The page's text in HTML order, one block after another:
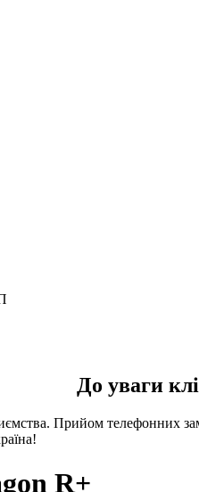
До уваги
Прийом телефонних
R+